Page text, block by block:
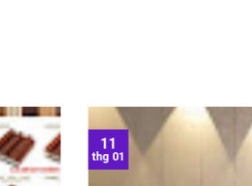
11
thg 01